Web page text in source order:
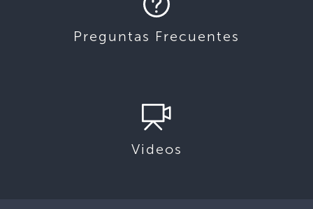
Preguntas Frecuentes
Videos